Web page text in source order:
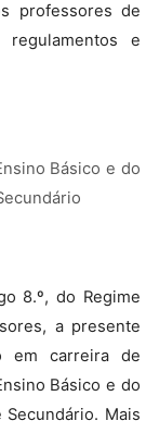
professores de
regulamentos e
Básico e do
8.º, do Regime
a presente
em carreira de
Básico e do
Mais